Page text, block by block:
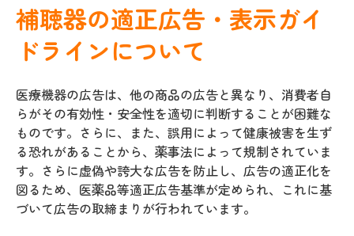
補聴器の適正広告・表示ガイ
ドラインについて
医療機器の広告は、他の商品の広告と異なり、消費者自
らがその有効性・安全性を適切に判断することが困難な
ものです。さらに、また、誤用によって健康被害を生ず
る恐れがあることから、薬事法によって規制されていま
す。さらに虚偽や誇大な広告を防止し、広告の適正化を
図るため、医薬品等適正広告基準が定められ、これに基
づいて広告の取締まりが行われています。